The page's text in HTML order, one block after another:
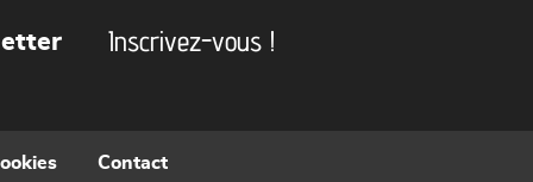
Inscrivez-vous !
Contact